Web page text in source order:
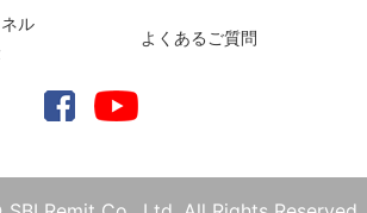
ル
よくあるご質問